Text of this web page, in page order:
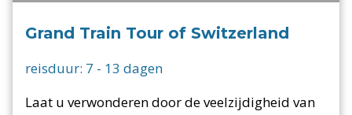
Grand Train Tour of Switzerland
reisduur: 7 - 13 dagen
Laat u verwonderen door de veelzijdigheid van